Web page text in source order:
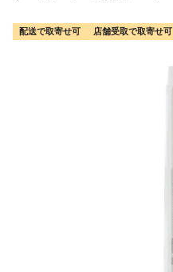
配送で取寄せ可 店舗受取で取寄せ可